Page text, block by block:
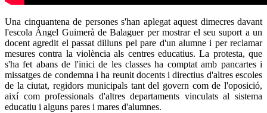
Una cinquantena de persones s'han aplegat aquest dimecres davant
l'escola Àngel Guimerà de Balaguer per mostrar el seu suport a un
docent agredit el passat dilluns pel pare d'un alumne i per reclamar
mesures contra la violència als centres educatius. La protesta, que
s'ha fet abans de l'inici de les classes ha comptat amb pancartes i
missatges de condemna i ha reunit docents i directius d'altres escoles
de la ciutat, regidors municipals tant del govern com de l'oposició,
així com professionals d'altres departaments vinculats al sistema
educatiu i alguns pares i mares d'alumnes.